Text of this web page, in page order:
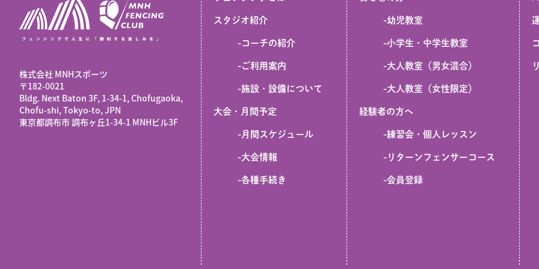
株式会社 MNHスポーツ
​〒182-0021
Bldg. Next Baton 3F, 1-34-1, Chofugaoka,
Chofu-shi, Tokyo-to, JPN
東京都調布市 調布ヶ丘1-34-1 MNHビル3F
スタジオ紹介
-コーチの紹介
-ご利用案内
-施設・設備について
大会・月間予定
-月間スケジュール
-大会情報
-各種手続き
-幼児教室
-小学生・中学生教室
-大人教室（男女混合）
-大人教室（女性限定）
経験者の方へ
-練習会・個人レッスン
- リターンフェンサーコース
-会員登録